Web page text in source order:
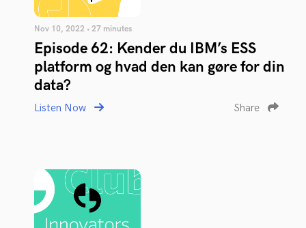
Nov 10, 2022 • 27 minutes
Episode 62: Kender du IBM’s ESS
platform og hvad den kan gøre for din
data?
Listen Now Share